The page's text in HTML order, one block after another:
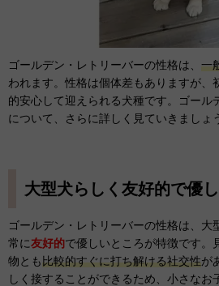
ゴールデン・レトリーバーの性格は、 一
われます。性格は個体差もありますが、
的安心して迎えられる犬種です。ゴール
について、さらに詳しく見ていきましょ
大型犬らしく友好的で優
ゴールデン・レトリーバーの性格は、大
常に友好的で優しいところが特徴です。
物とも比較的すぐに打ち解ける社交性が
しく接することができるため、小さなお